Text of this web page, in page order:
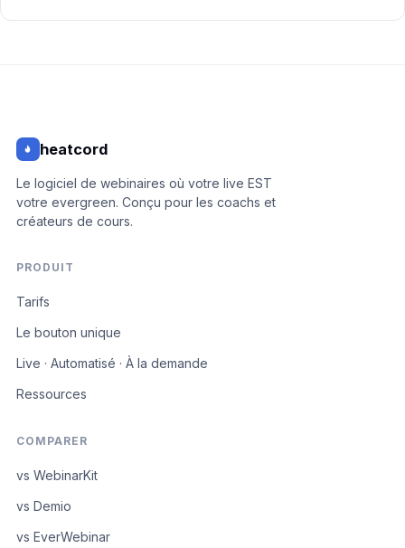
heatcord
Le logiciel de webinaires où votre live EST
votre evergreen. Conçu pour les coachs et
créateurs de cours.
PRODUIT
Tarifs
Le bouton unique
Live · Automatisé · À la demande
Ressources
COMPARER
vs WebinarKit
vs Demio
vs EverWebinar